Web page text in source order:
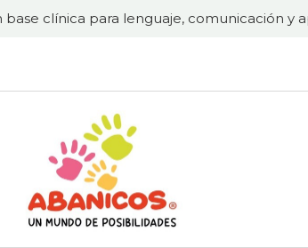
clínica para lenguaje, comunicación y